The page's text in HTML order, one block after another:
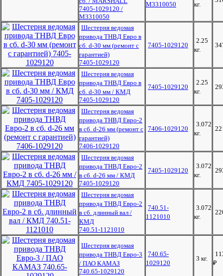
7405-1029120 /
M3310050
M3310050
кг.
Шестерня ведомая
привода ТНВД Евро в
сб. d-30 мм (ремонт с
гарантией)
7405-1029120
7405-1029120
2.25
кг.
Шестерня ведомая
привода ТНВД Евро в
сб. d-30 мм / КМД
7405-1029120
7405-1029120
2.25
кг.
Шестерня ведомая
привода ТНВД Евро-2
в сб. d-26 мм (ремонт с
гарантией)
7406-1029120
7406-1029120
3.072
кг.
Шестерня ведомая
привода ТНВД Евро-2
в сб. d-26 мм / КМД
7405-1029120
7405-1029120
3.072
кг.
Шестерня ведомая
привода ТНВД Евро-2
в сб. длинный вал /
КМД
740.51-1121010
740.51-
1121010
3.072
кг.
Шестерня ведомая
привода ТНВД Евро-3
/ ПАО КАМАЗ
740.65-1029120
740.65-
1029120
3 кг.
₽